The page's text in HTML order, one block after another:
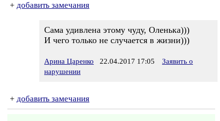
+ добавить замечания
Сама удивлена этому чуду, Оленька)))
И чего только не случается в жизни)))
Арина Царенко 22.04.2017 17:05
Заявить о
нарушении
+ добавить замечания